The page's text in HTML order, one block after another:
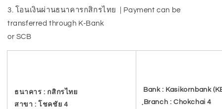
3. โอนเงินผ่านธนาคารกสิกรไทย | Payment can be
transferred through K-Bank
or SCB
ธนาคาร : กสิกรไทย
สาขา : โชคชัย 4
Bank : Kasikornbank
ฺBranch : Chokchai 4